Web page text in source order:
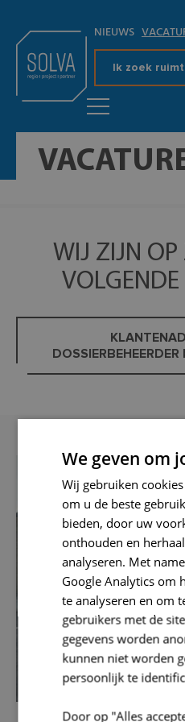
NIEUWS
Ik zoek
WIJ ZIJN
VOLGENDE
We geven om
Wij gebruiken
om u de beste
bieden, door uw
onthouden en
analyseren. Met
Google Analytics om
te analyseren en om
gebruikers met de
gegevens worden
kunnen niet worden
persoonlijk te
Door op "Alles